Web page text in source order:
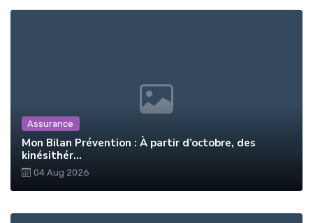
Assurance
Mon Bilan Prévention : À partir d’octobre, des
kinésithér...
04 Aug 2026